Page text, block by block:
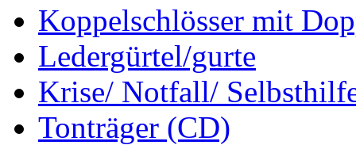
Koppelschlösser mit
Ledergürtel/gurte
Krise/ Notfall/
Tonträger (CD)